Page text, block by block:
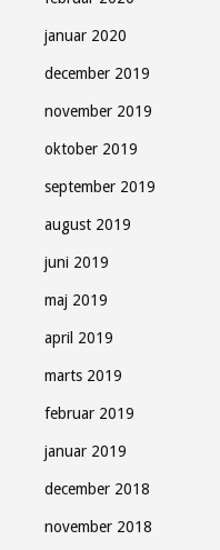
januar 2020
december 2019
november 2019
oktober 2019
september 2019
august 2019
juni 2019
maj 2019
april 2019
marts 2019
februar 2019
januar 2019
december 2018
november 2018